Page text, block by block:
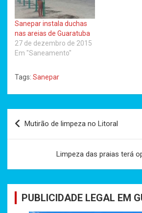
Sanepar instala duchas
nas areias de Guaratuba
27 de dezembro de 2015
Em "Saneamento"
Tags: Sanepar
Navegação
de
Mutirão de limpeza no Litoral
Limpeza das praias terá
PUBLICIDADE LEGAL EM